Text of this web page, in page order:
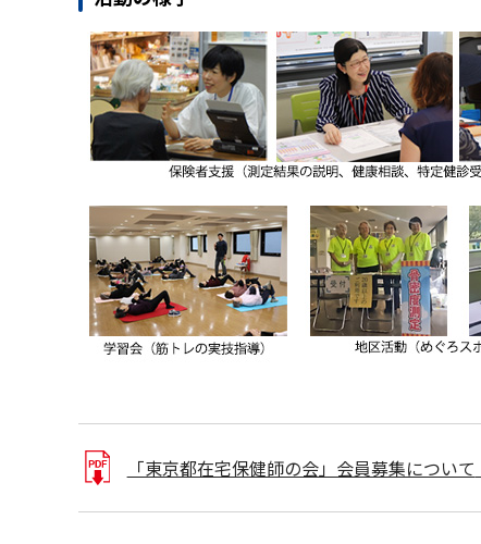
「東京都在宅保健師の会」会員募集について